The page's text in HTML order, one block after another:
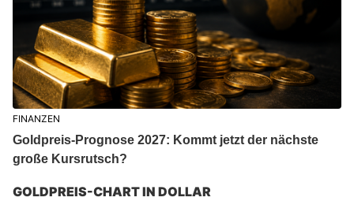
FINANZEN
Goldpreis-Prognose 2027: Kommt jetzt der nächste
große Kursrutsch?
GOLDPREIS-CHART IN DOLLAR